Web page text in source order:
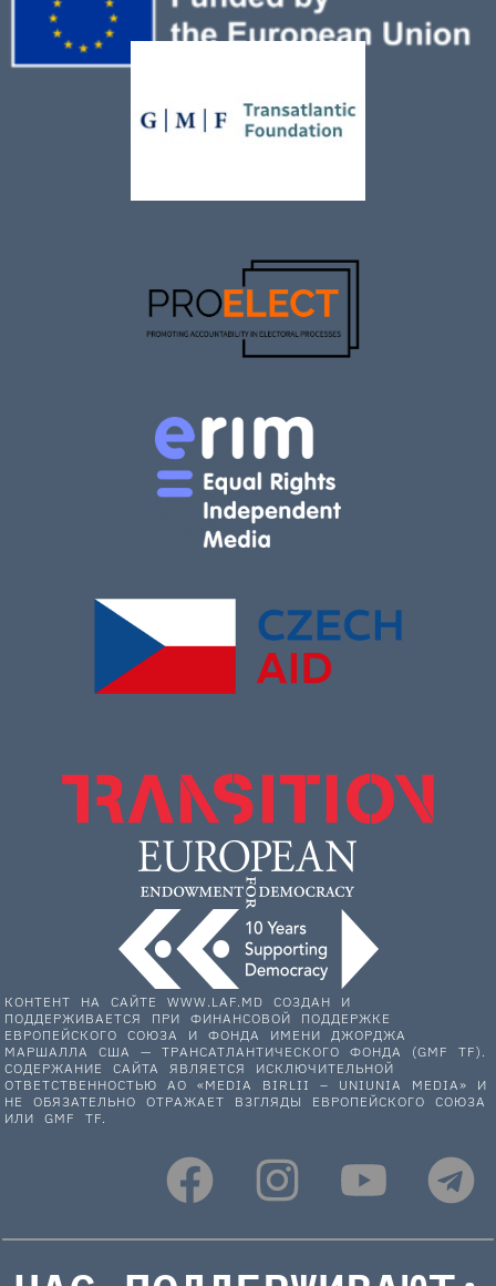
КОНТЕНТ НА САЙТЕ WWW.LAF.MD СОЗДАН И
ПОДДЕРЖИВАЕТСЯ ПРИ ФИНАНСОВОЙ ПОДДЕРЖКЕ
ЕВРОПЕЙСКОГО СОЮЗА И ФОНДА ИМЕНИ ДЖОРДЖА
МАРШАЛЛА США — ТРАНСАТЛАНТИЧЕСКОГО ФОНДА (GMF TF).
СОДЕРЖАНИЕ САЙТА ЯВЛЯЕТСЯ ИСКЛЮЧИТЕЛЬНОЙ
ОТВЕТСТВЕННОСТЬЮ АО «MEDIA BIRLII – UNIUNIA MEDIA» И
НЕ ОБЯЗАТЕЛЬНО ОТРАЖАЕТ ВЗГЛЯДЫ ЕВРОПЕЙСКОГО СОЮЗА
ИЛИ GMF TF.